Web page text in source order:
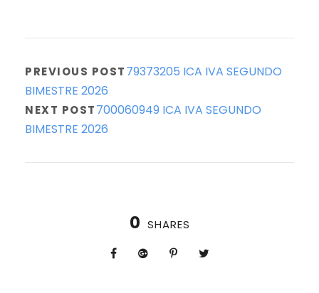
PREVIOUS POST79373205 ICA IVA SEGUNDO
BIMESTRE 2026
NEXT POST700060949 ICA IVA SEGUNDO
BIMESTRE 2026
0 SHARES